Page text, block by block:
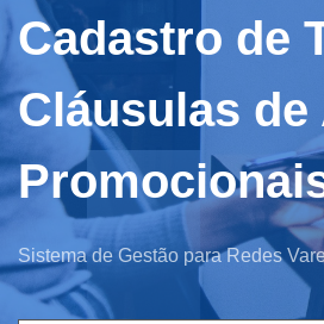
Cadastro de
Cláusulas
Sistema de Gestão para Redes